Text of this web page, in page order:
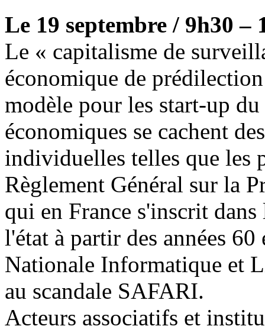
Le 19 septembre / 9h30 –
Le « capitalisme de
économique de
modèle pour les start-up
économiques se cachent
individuelles telles que les
Règlement Général sur la
qui en France s'inscrit
l'état à partir des années
Nationale Informatique et
au scandale SAFARI.
Acteurs associatifs et